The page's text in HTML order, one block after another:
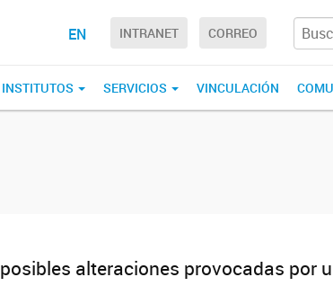
EN INTRANET CORREO
INSTITUTOS SERVICIOS VINCULACIÓN
alteraciones provocadas por